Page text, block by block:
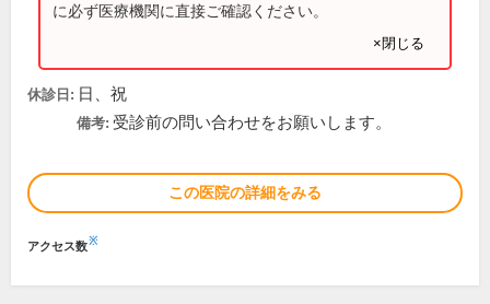
に必ず医療機関に直接ご確認ください。
×閉じる
休診日: 日、祝
備考: 受診前の問い合わせをお願いします。
この医院の詳細をみる
アクセス数※